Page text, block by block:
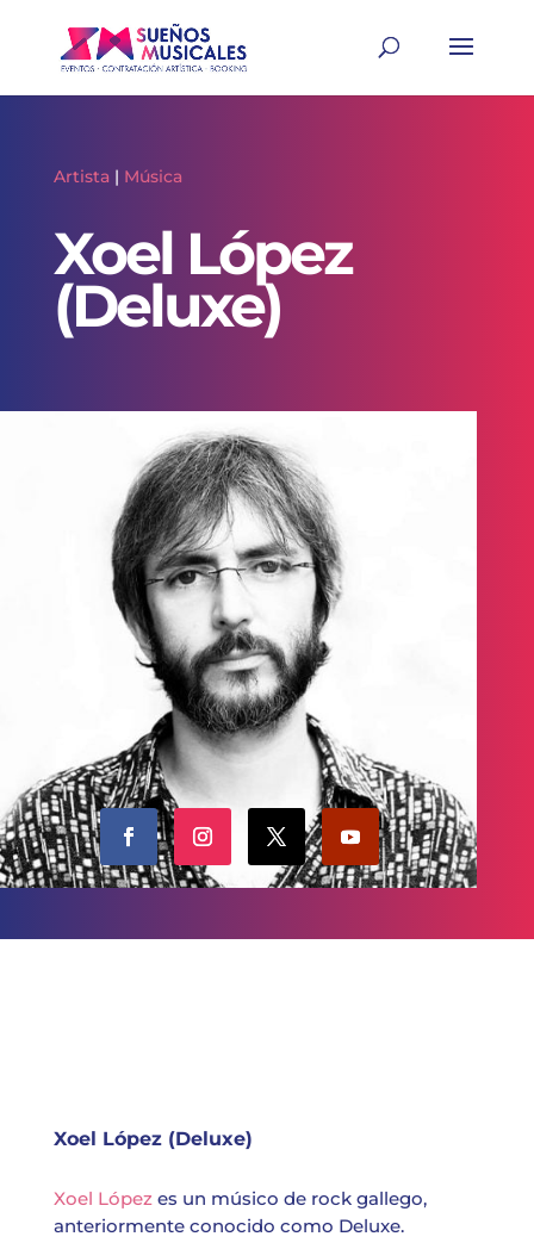
Artista | Música
Xoel López
(Deluxe)
Xoel López (Deluxe)
Xoel Lópezes un músico de rock gallego,
anteriormente conocido como Deluxe.